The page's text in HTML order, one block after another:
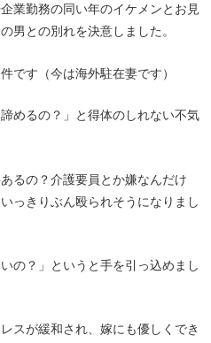
業勤務の同い年のイケメンとお見
男との別れを決意しました。
です（今は海外駐在妻です）
めるの？」と得体のしれない不気
るの？介護要員とか嫌なんだけ
っきりぶん殴られそうになりまし
の？」というと手を引っ込めまし
スが緩和され、嫁にも優しくでき